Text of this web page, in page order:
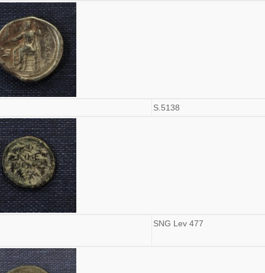
S.5138
SNG Lev 477